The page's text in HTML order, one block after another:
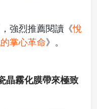
強烈推薦閱讀《悅
掌心革命》。
晶霧化膜帶來極致